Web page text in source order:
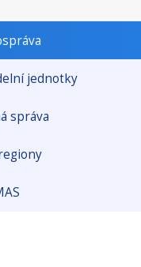
jednotky
správa